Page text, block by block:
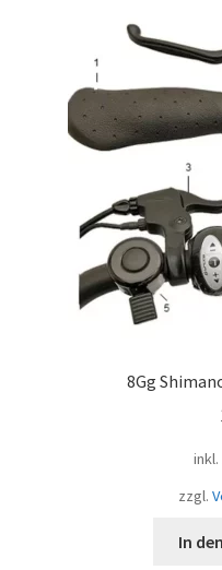
8Gg
inkl.
zzgl.
In